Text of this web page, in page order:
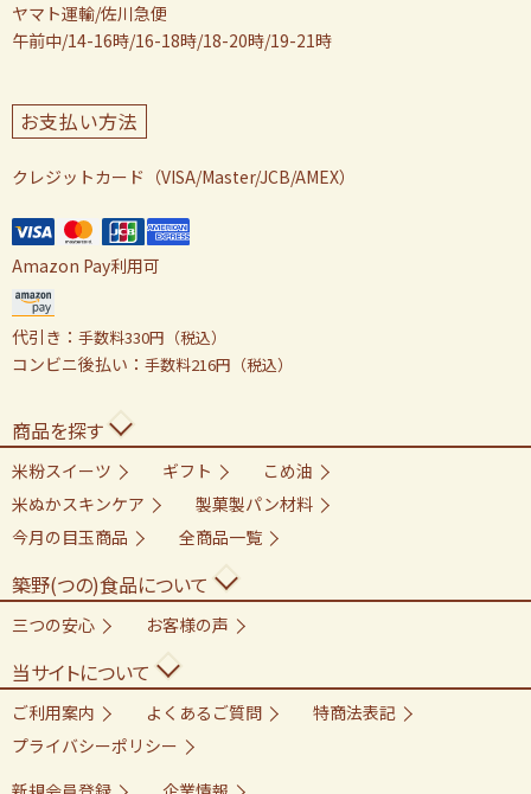
ヤマト運輸/佐川急便
午前中/14-16時/16-18時/18-20時/19-21時
お支払い方法
クレジットカード（VISA/Master/JCB/AMEX）
Amazon Pay利用可
代引き： 手数料330円（税込）
コンビニ後払い： 手数料216円（税込）
商品を探す
米粉スイーツ ギフト
こめ油
米ぬかスキンケア
製菓製パン材料
今月の目玉商品
全商品一覧
築野(つの)食品について
三つの安心 お客様の声
当サイトについて
ご利用案内 よくあるご質問
特商法表記
プライバシーポリシー